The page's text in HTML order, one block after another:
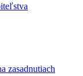
zasadnutiach